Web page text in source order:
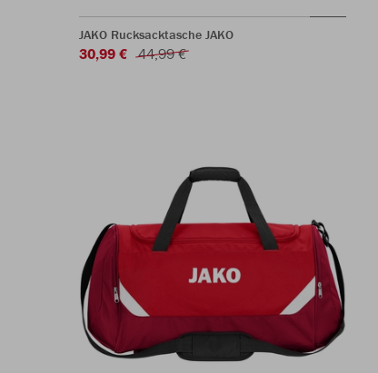
JAKO Rucksacktasche JAKO
30,99 € 44,99 €